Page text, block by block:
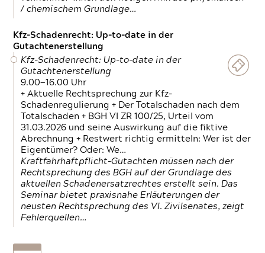
/ chemischem Grundlage…
Kfz-Schadenrecht: Up-to-date in der
Gutachtenerstellung
Kfz-Schadenrecht: Up-to-date in der
Gutachtenerstellung
9.00—16.00 Uhr
+ Aktuelle Rechtsprechung zur Kfz-
Schadenregulierung + Der Totalschaden nach dem
Totalschaden + BGH VI ZR 100/25, Urteil vom
31.03.2026 und seine Auswirkung auf die fiktive
Abrechnung + Restwert richtig ermitteln: Wer ist der
Eigentümer? Oder: We…
Kraftfahrhaftpflicht-Gutachten müssen nach der
Rechtsprechung des BGH auf der Grundlage des
aktuellen Schadenersatzrechtes erstellt sein. Das
Seminar bietet praxisnahe Erläuterungen der
neusten Rechtsprechung des VI. Zivilsenates, zeigt
Fehlerquellen…